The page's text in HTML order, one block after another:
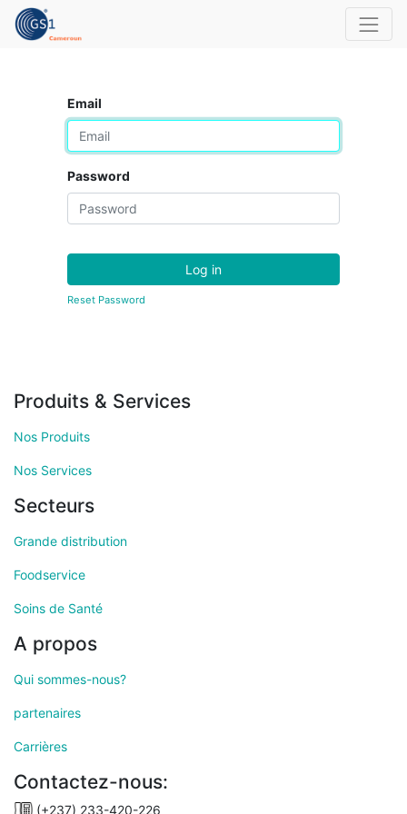
Email
Password
Log in
Reset Password
Produits & Services
Nos Produits
Nos Services
Secteurs
Grande distribution
Foodservice
Soins de Santé
A propos
Qui sommes-nous?
partenaires
Carrières
Contactez-nous:
(+237) 233-420-226